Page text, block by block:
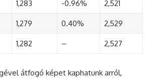
1,283 -0.96% 2,521
1,279 0.40% 2,529
1,282 – 2,527
átfogó képet kaphatunk arról,